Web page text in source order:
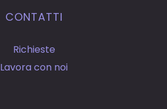
CONTATTI
Richieste
Lavora con noi